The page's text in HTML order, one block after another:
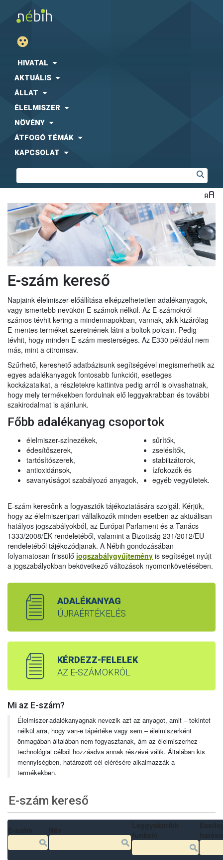
HIVATAL
AKTUÁLIS
ÁLLAT
ÉLELMISZER
NÖVÉNY
ÁTFOGÓ TÉMÁK
KAPCSOLAT
E-szám kereső
Napjaink élelmiszer-előállítása elképzelhetetlen adalékanyagok,
vagy ismertebb nevükön E-számok nélkül. Az E-számokról
számos tévhit kering a mindennapokban, vannak, akik kizárólag
E-mentes terméket szeretnének látni a boltok polcain. Pedig
tévhit, hogy minden E-szám mesterséges. Az E330 például nem
más, mint a citromsav.
Szűrhető, kereshető adatbázisunk segítségével megismerhetik az
egyes adalékanyagok fontosabb funkcióit, esetleges
kockázataikat, a részletekre kattintva pedig arról is olvashatnak,
hogy mely termékekben fordulnak elő leggyakrabban és további
szakirodalmat is ajánlunk.
Főbb adalékanyag csoportok
élelmiszer-színezékek,
édesítőszerek,
tartósítószerek,
antioxidánsok,
savanyúságot szabályozó anyagok,
sűrítők,
zselésítők,
stabilizátorok,
ízfokozók és
egyéb vegyületek.
E-szám keresőnk a fogyasztók tájékoztatására szolgál. Kérjük,
hogy az élelmiszeripari vállalkozók minden esetben az aktuálisan
hatályos jogszabályokból, az Európai Parlament és a Tanács
1333/2008/EK rendeletéből, valamint a Bizottság 231/2012/EU
rendeletéből tájékozódjanak. A Nébih gondozásában
folyamatosan frissülő jogszabálygyűjtemény is segítséget nyújt
a jogszabályokban bekövetkező változások nyomonkövetésében.
ADALÉKANYAG
ÚJRAÉRTÉKELÉS
KÉRDEZZ-FELELEK
AZ E-SZÁMOKRÓL
Mi az E-szám?
Élelmiszer-adalékanyagnak nevezik azt az anyagot, amit – tekintet
nélkül arra, hogy van-e tápértéke vagy sem – élelmiszerként
önmagában általában nem fogyasztanak, ám az élelmiszerhez
technológiai célból hozzáadva annak részévé válik. Általában kis
mennyiségben, határozott cél elérésére alkalmazzák a
termékekben.
E-szám kereső